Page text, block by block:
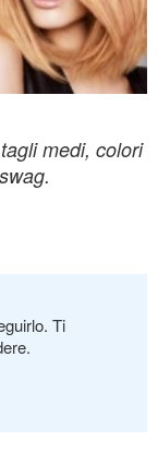
medi, colori
Ti